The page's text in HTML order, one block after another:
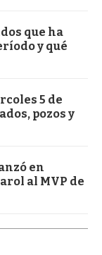
que ha
y qué
5 de
pozos y
en
al MVP de